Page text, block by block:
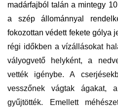
madárfajból talán a mintegy
a szép állománnyal
fokozottan védett fekete gólya
régi időkben a vízállásokat
vályogvető helyként, a
vették igénybe. A
vesszőnek vágtak ágakat,
gyűjtötték. Emellett